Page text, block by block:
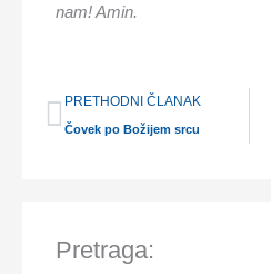
nam! Amin.
Prev
PRETHODNI ČLANAK
Čovek po Božijem srcu
Pretraga: